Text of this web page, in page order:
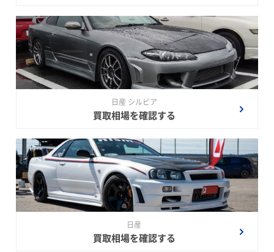
日産 シルビア
買取相場を確認する
日産
買取相場を確認する